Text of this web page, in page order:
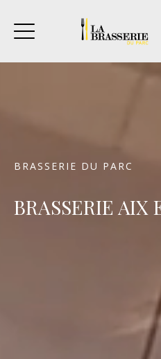
BRASSERIE DU PARC
BRASSERIE AIX